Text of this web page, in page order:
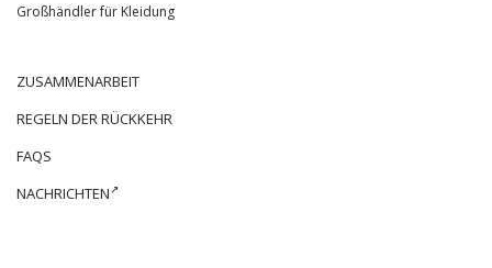
Großhändler für Kleidung
ZUSAMMENARBEIT
REGELN DER RÜCKKEHR
FAQS
NACHRICHTEN